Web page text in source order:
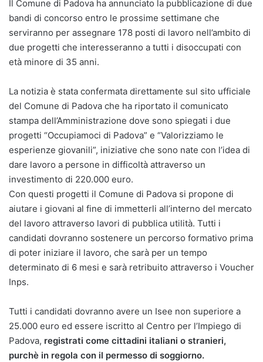
Il Comune di Padova ha annunciato la pubblicazione di due
bandi di concorso entro le prossime settimane che
serviranno per assegnare 178 posti di lavoro nell’ambito di
due progetti che interesseranno a tutti i disoccupati con
età minore di 35 anni.
La notizia è stata confermata direttamente sul sito ufficiale
del Comune di Padova che ha riportato il comunicato
stampa dell’Amministrazione dove sono spiegati i due
progetti “Occupiamoci di Padova” e “Valorizziamo le
esperienze giovanili”, iniziative che sono nate con l’idea di
dare lavoro a persone in difficoltà attraverso un
investimento di 220.000 euro.
Con questi progetti il Comune di Padova si propone di
aiutare i giovani al fine di immetterli all’interno del mercato
del lavoro attraverso lavori di pubblica utilità. Tutti i
candidati dovranno sostenere un percorso formativo prima
di poter iniziare il lavoro, che sarà per un tempo
determinato di 6 mesi e sarà retribuito attraverso i Voucher
Inps.
Tutti i candidati dovranno avere un Isee non superiore a
25.000 euro ed essere iscritto al Centro per l’Impiego di
Padova, registrati come cittadini italiani o stranieri,
purchè in regola con il permesso di soggiorno.